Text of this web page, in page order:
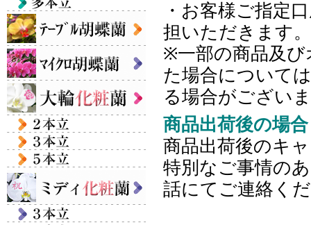
・お客様ご指定
担いただきます。
※一部の商品及び
た場合について
る場合がござい
商品出荷後の場合
商品出荷後のキ
特別なご事情の
話にてご連絡く